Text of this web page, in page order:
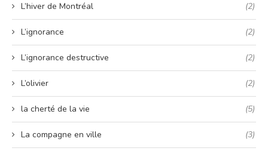
L’hiver de Montréal (2)
L’ignorance (2)
L’ignorance destructive (2)
L’olivier (2)
la cherté de la vie (5)
La compagne en ville (3)